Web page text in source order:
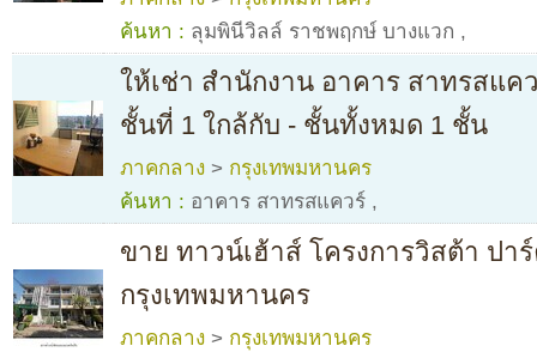
ค้นหา : ลุมพินีวิลล์ ราชพฤกษ์ บางแวก ,
ให้เช่า สำนักงาน อาคาร สาทรสแค
ชั้นที่ 1 ใกล้กับ - ชั้นทั้งหมด 1 ชั้น
ภาคกลาง > กรุงเทพมหานคร
ค้นหา : อาคาร สาทรสแควร์ ,
ขาย ทาวน์เฮ้าส์ โครงการวิสต้า ปา
กรุงเทพมหานคร
ภาคกลาง > กรุงเทพมหานคร